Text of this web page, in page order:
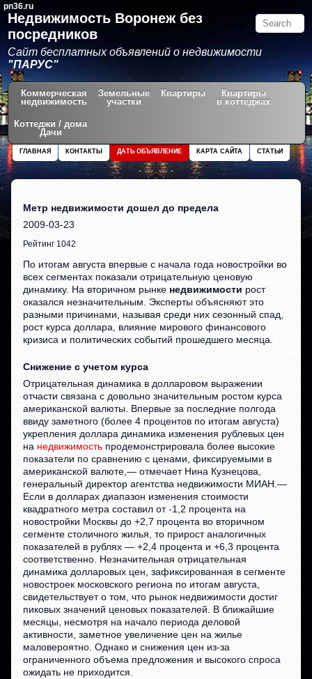
pn36.ru
Недвижимость Воронеж без
посредников
Сайт бесплатных объявлений о недвижимости
"ПАРУС"
Коммерческая
недвижимость
Земельные
участки
Квартиры
Квартиры
в коттеджах
Коттеджи / дома
Дачи
СТАТЬИ
КАРТА САЙТА
ДАТЬ ОБЪЯВЛЕНИЕ
КОНТАКТЫ
ГЛАВНАЯ
Метр недвижимости дошел до предела
2009-03-23
Рейтинг 1042
По итогам августа впервые с начала года новостройки во
всех сегментах показали отрицательную ценовую
динамику. На вторичном рынке недвижимости рост
оказался незначительным. Эксперты объясняют это
разными причинами, называя среди них сезонный спад,
рост курса доллара, влияние мирового финансового
кризиса и политических событий прошедшего месяца.
Снижение с учетом курса
Отрицательная динамика в долларовом выражении
отчасти связана с довольно значительным ростом курса
американской валюты. Впервые за последние полгода
ввиду заметного (более 4 процентов по итогам августа)
укрепления доллара динамика изменения рублевых цен
на недвижимость продемонстрировала более высокие
показатели по сравнению с ценами, фиксируемыми в
американской валюте,— отмечает Нина Кузнецова,
генеральный директор агентства недвижимости МИАН.—
Если в долларах диапазон изменения стоимости
квадратного метра составил от -1,2 процента на
новостройки Москвы до +2,7 процента во вторичном
сегменте столичного жилья, то прирост аналогичных
показателей в рублях — +2,4 процента и +6,3 процента
соответственно. Незначительная отрицательная
динамика долларовых цен, зафиксированная в сегменте
новостроек московского региона по итогам августа,
свидетельствует о том, что рынок недвижимости достиг
пиковых значений ценовых показателей. В ближайшие
месяцы, несмотря на начало периода деловой
активности, заметное увеличение цен на жилье
маловероятно. Однако и снижения цен из-за
ограниченного объема предложения и высокого спроса
ожидать не приходится.